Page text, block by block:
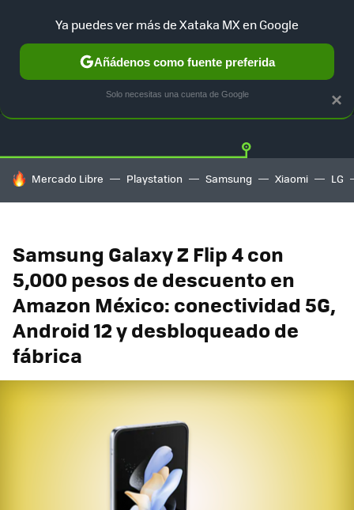
GUÍA DE COMPRAS MERCADO LIBRE
HOY SE HABLA DE
Mercado Libre Playstation Samsung Xiaomi LG
Samsung Galaxy Z Flip 4 con
5,000 pesos de descuento en
Amazon México: conectividad 5G,
Android 12 y desbloqueado de
fábrica
×
Ya puedes ver más de Xataka MX en Google
Añádenos como fuente preferida
Solo necesitas una cuenta de Google